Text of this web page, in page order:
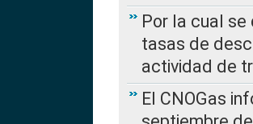
Por la cual
tasas de
actividad de
El CNOGas